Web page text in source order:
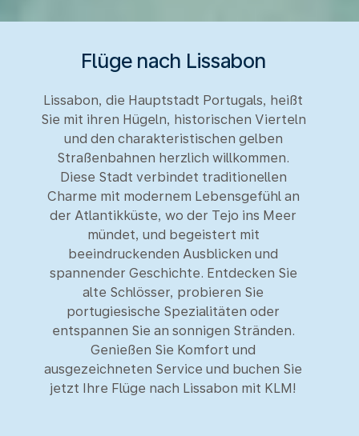
Flüge nach Lissabon
Lissabon, die Hauptstadt Portugals, heißt
Sie mit ihren Hügeln, historischen Vierteln
und den charakteristischen gelben
Straßenbahnen herzlich willkommen.
Diese Stadt verbindet traditionellen
Charme mit modernem Lebensgefühl an
der Atlantikküste, wo der Tejo ins Meer
mündet, und begeistert mit
beeindruckenden Ausblicken und
spannender Geschichte. Entdecken Sie
alte Schlösser, probieren Sie
portugiesische Spezialitäten oder
entspannen Sie an sonnigen Stränden.
Genießen Sie Komfort und
ausgezeichneten Service und buchen Sie
jetzt Ihre Flüge nach Lissabon mit KLM!